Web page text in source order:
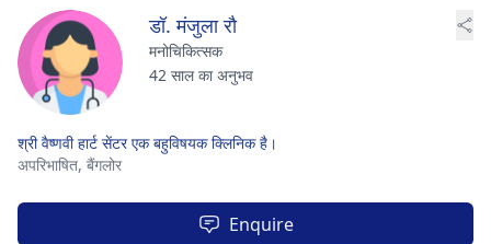
डॉ. मंजुला रौ
मनोचिकित्सक
42 साल का अनुभव
श्री वैष्णवी हार्ट सेंटर एक बहुविषयक क्लिनिक है।
अपरिभाषित, बैंगलोर
Enquire